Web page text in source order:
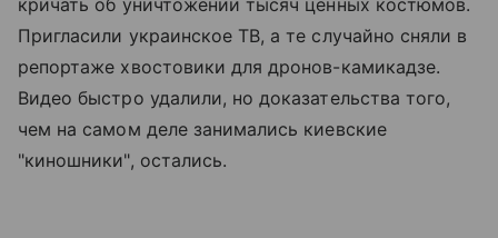
Пригласили украинское ТВ, а те случайно сняли в
репортаже хвостовики для дронов-камикадзе.
Видео быстро удалили, но доказательства того,
чем на самом деле занимались киевские
"киношники", остались.